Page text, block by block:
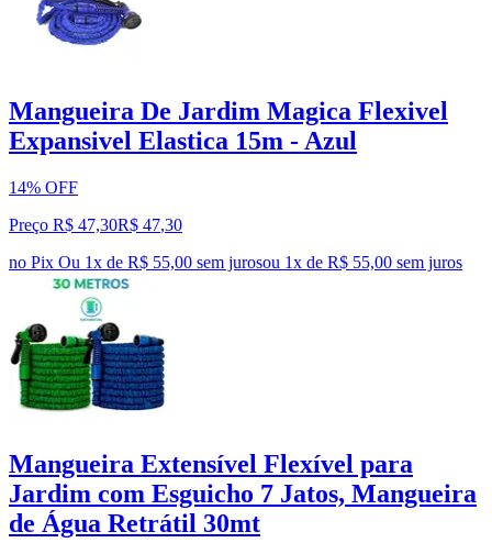
Mangueira De Jardim Magica Flexivel
Expansivel Elastica 15m - Azul
14% OFF
Preço R$ 47,30R$ 47,30
no Pix Ou 1x de R$ 55,00 sem jurosou 1x de R$ 55,00 sem juros
Mangueira Extensível Flexível para
Jardim com Esguicho 7 Jatos, Mangueira
de Água Retrátil 30mt